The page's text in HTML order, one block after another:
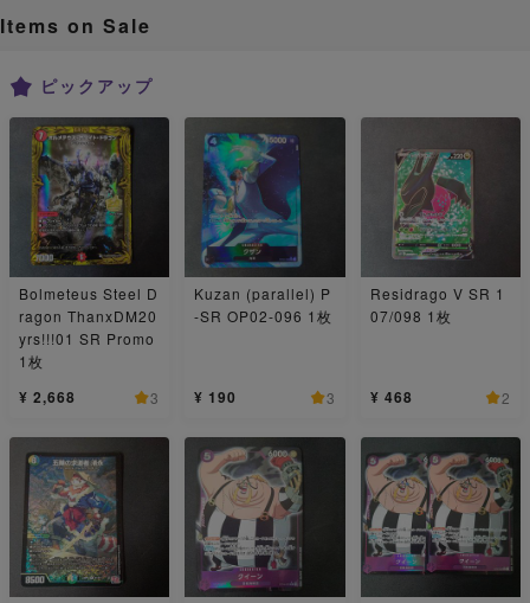
Items on Sale
ピックアップ
Bolmeteus Steel D
ragon ThanxDM20
yrs!!!01 SR Promo
1枚
¥ 2,668 3
Kuzan (parallel) P
-SR OP02-096 1枚
¥ 190 3
Residrago V SR 1
07/098 1枚
¥ 468 2